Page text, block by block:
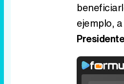
ejemplo,
Presidente